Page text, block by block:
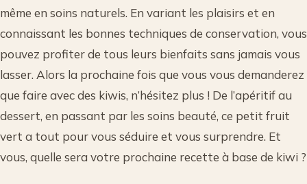
même en soins naturels. En variant les plaisirs et en
connaissant les bonnes techniques de conservation, vous
pouvez profiter de tous leurs bienfaits sans jamais vous
lasser. Alors la prochaine fois que vous vous demanderez
que faire avec des kiwis, n’hésitez plus ! De l’apéritif au
dessert, en passant par les soins beauté, ce petit fruit
vert a tout pour vous séduire et vous surprendre. Et
vous, quelle sera votre prochaine recette à base de kiwi ?